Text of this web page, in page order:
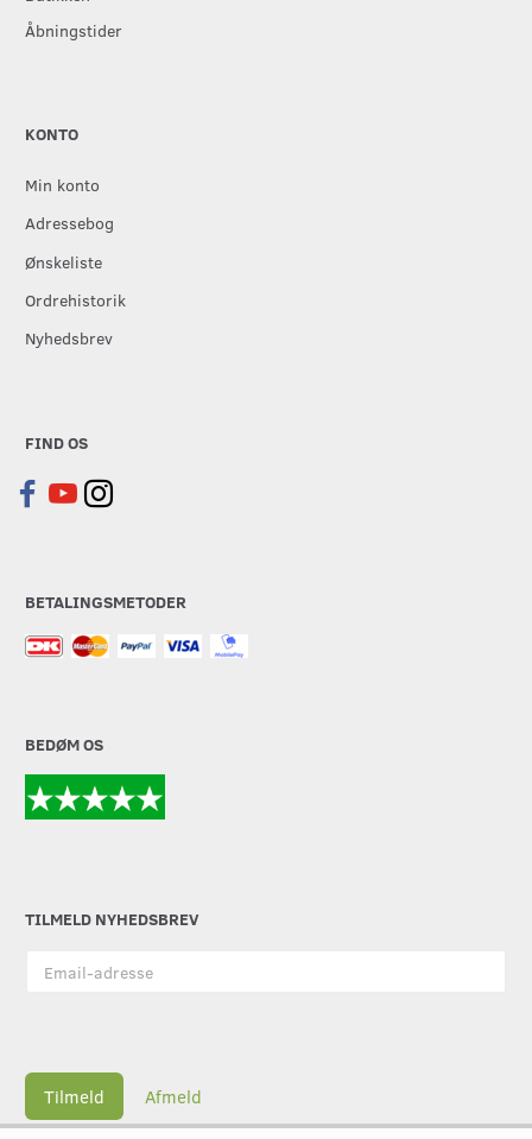
Åbningstider
KONTO
Min konto
Adressebog
Ønskeliste
Ordrehistorik
Nyhedsbrev
FIND OS
BETALINGSMETODER
BEDØM OS
TILMELD NYHEDSBREV
adresse
Tilmeld Afmeld